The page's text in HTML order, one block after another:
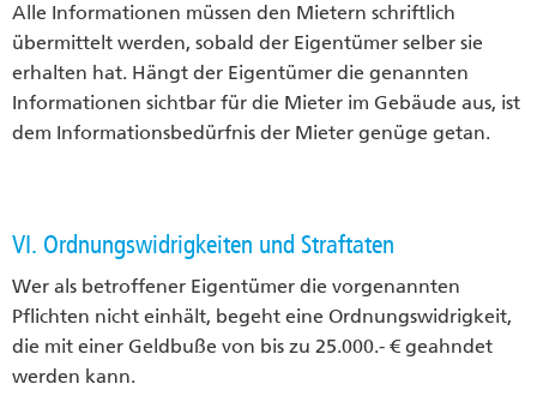
Alle Informationen müssen den Mietern schriftlich
übermittelt werden, sobald der Eigentümer selber sie
erhalten hat. Hängt der Eigentümer die genannten
Informationen sichtbar für die Mieter im Gebäude aus, ist
dem Informationsbedürfnis der Mieter genüge getan.
VI. Ordnungswidrigkeiten und Straftaten
Wer als betroffener Eigentümer die vorgenannten
Pflichten nicht einhält, begeht eine Ordnungswidrigkeit,
die mit einer Geldbuße von bis zu 25.000.- € geahndet
werden kann.